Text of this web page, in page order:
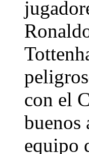
con el
buenos
equipo